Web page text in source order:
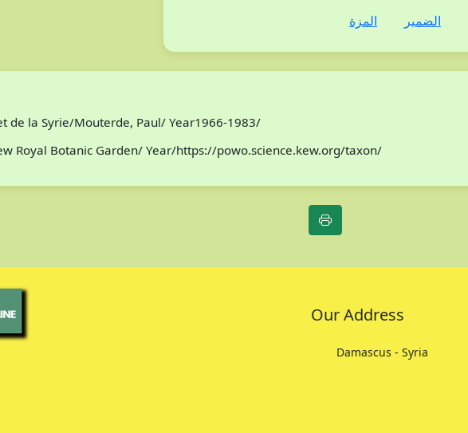
الضمير المزة
de la Syrie/Mouterde, Paul/ Year1966-1983/
Royal Botanic Garden/ Year/https://powo.science.kew.org/taxon/
Our Address
Damascus - Syria